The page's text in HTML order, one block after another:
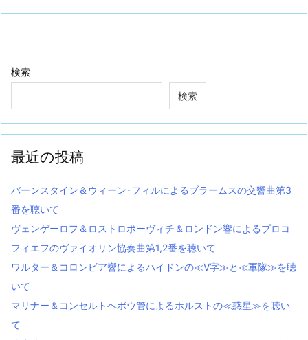
検索
検索
最近の投稿
バーンスタイン＆ウィーン･フィルによるブラームスの交響曲第3
番を聴いて
ヴェンゲーロフ＆ロストロポーヴィチ＆ロンドン響によるプロコ
フィエフのヴァイオリン協奏曲第1,2番を聴いて
ワルター＆コロンビア響によるハイドンの≪V字≫と≪軍隊≫を聴
いて
マリナー＆コンセルトヘボウ管によるホルストの≪惑星≫を聴い
て